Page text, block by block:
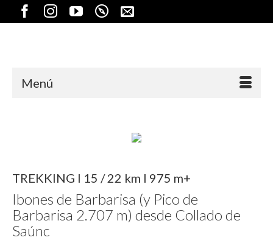
Menú
TREKKING I 15 / 22 km I 975 m+
Ibones de Barbarisa (y Pico de
Barbarisa 2.707 m) desde Collado de
Saúnc